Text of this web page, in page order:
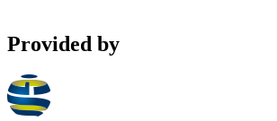
Provided by